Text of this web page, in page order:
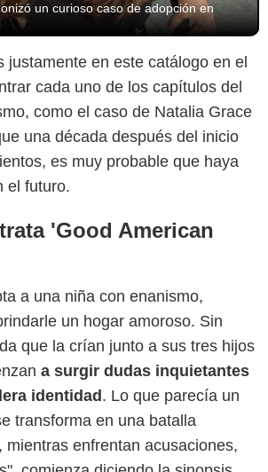
un curioso caso de adopción en
justamente en este catálogo en el
cada uno de los capítulos del
como el caso de Natalia Grace
una década después del inicio
es muy probable que haya
el futuro.
'Good American
a una niña con enanismo,
un hogar amoroso. Sin
que la crían junto a sus tres hijos
a surgir dudas inquietantes
identidad . Lo que parecía un
transforma en una batalla
mientras enfrentan acusaciones,